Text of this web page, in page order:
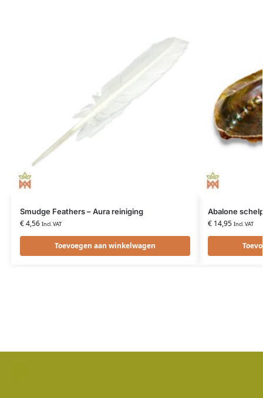
Smudge Feathers – Aura reiniging
€4,56 Incl. VAT
Toevoegen aan winkelwagen
Abalone
€14,95 Incl. VAT